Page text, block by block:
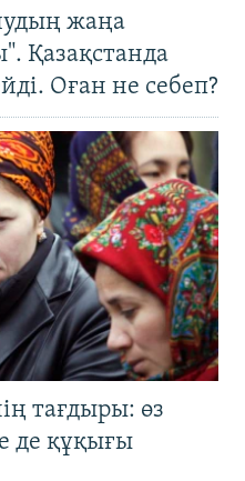
жаңа
Қазақстанда
Оған не себеп?
тағдыры: өз
де құқығы